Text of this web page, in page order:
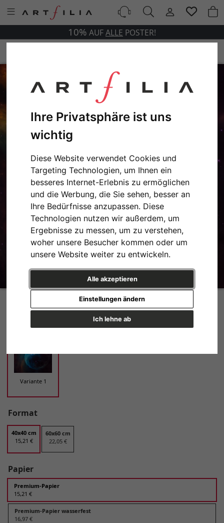
Ihre Privatsphäre ist uns
wichtig
Diese Website verwendet Cookies und
Targeting Technologien, um Ihnen ein
besseres Internet-Erlebnis zu ermöglichen
und die Werbung, die Sie sehen, besser an
Ihre Bedürfnisse anzupassen. Diese
Technologien nutzen wir außerdem, um
Ergebnisse zu messen, um zu verstehen,
woher unsere Besucher kommen oder um
unsere Website weiter zu entwickeln.
Alle akzeptieren
Ich lehne ab
Einstellungen ändern
10% AUFALLE POSTER!
Hubble Telescope image of the Bubble Nebula, or NGC 7635 Variante 1 |
40x40 cm | Premium-Papier
Variante 1
Format
40x40 cm
15,21 €
60x60 cm
22,05 €
Papier
Premium-Papier
15,21 €
Premium-Papier wasserfest
16,97 €